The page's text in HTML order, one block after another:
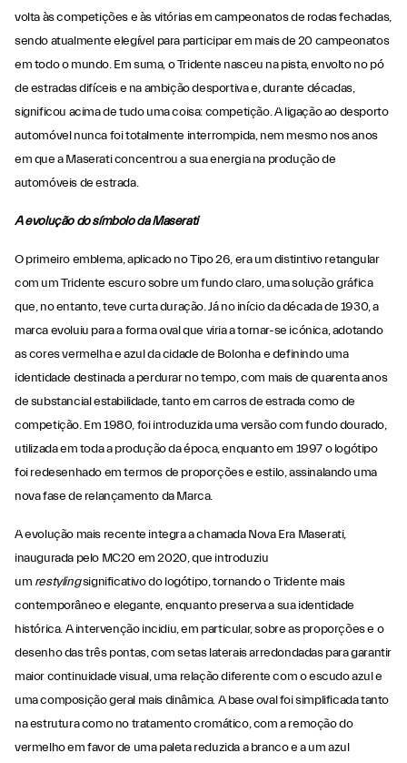
volta às competições e às vitórias em campeonatos de rodas fechadas,
sendo atualmente elegível para participar em mais de 20 campeonatos
em todo o mundo. Em suma, o Tridente nasceu na pista, envolto no pó
de estradas difíceis e na ambição desportiva e, durante décadas,
significou acima de tudo uma coisa: competição. A ligação ao desporto
automóvel nunca foi totalmente interrompida, nem mesmo nos anos
em que a Maserati concentrou a sua energia na produção de
automóveis de estrada.
A evolução do símbolo da Maserati
O primeiro emblema, aplicado no Tipo 26, era um distintivo retangular
com um Tridente escuro sobre um fundo claro, uma solução gráfica
que, no entanto, teve curta duração. Já no início da década de 1930, a
marca evoluiu para a forma oval que viria a tornar-se icónica, adotando
as cores vermelha e azul da cidade de Bolonha e definindo uma
identidade destinada a perdurar no tempo, com mais de quarenta anos
de substancial estabilidade, tanto em carros de estrada como de
competição. Em 1980, foi introduzida uma versão com fundo dourado,
utilizada em toda a produção da época, enquanto em 1997 o logótipo
foi redesenhado em termos de proporções e estilo, assinalando uma
nova fase de relançamento da Marca.
A evolução mais recente integra a chamada Nova Era Maserati,
inaugurada pelo MC20 em 2020, que introduziu
um restylingsignificativo do logótipo, tornando o Tridente mais
contemporâneo e elegante, enquanto preserva a sua identidade
histórica. A intervenção incidiu, em particular, sobre as proporções e o
desenho das três pontas, com setas laterais arredondadas para garantir
maior continuidade visual, uma relação diferente com o escudo azul e
uma composição geral mais dinâmica. A base oval foi simplificada tanto
na estrutura como no tratamento cromático, com a remoção do
vermelho em favor de uma paleta reduzida a branco e a um azul